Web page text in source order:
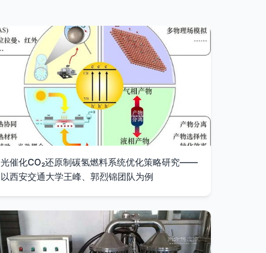
光催化CO₂还原制碳氢燃料系统优化策略研究——
以西安交通大学王峰、郭烈锦团队为例